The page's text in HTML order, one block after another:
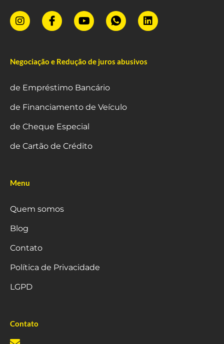
Negociação e Redução de juros abusivos
de Empréstimo Bancário
de Financiamento de Veículo
de Cheque Especial
de Cartão de Crédito
Menu
Quem somos
Blog
Contato
Política de Privacidade
LGPD
Contato